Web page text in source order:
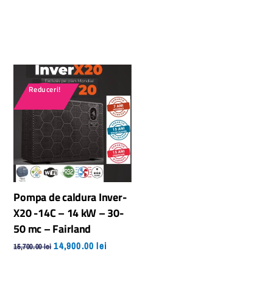
25,990.00 lei.
Reduceri!
Pompa de caldura Inver-
X20 -14C – 14 kW – 30-
50 mc – Fairland
15,700.00lei Prețul
14,900.00leiPrețul